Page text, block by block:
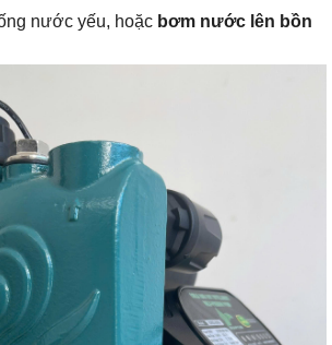
nước yếu, hoặc bơm nước lên bồn